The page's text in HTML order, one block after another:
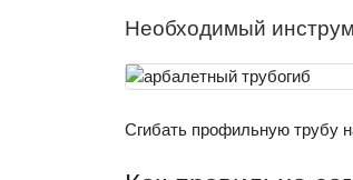
Необходимый
Сгибать профильную трубу